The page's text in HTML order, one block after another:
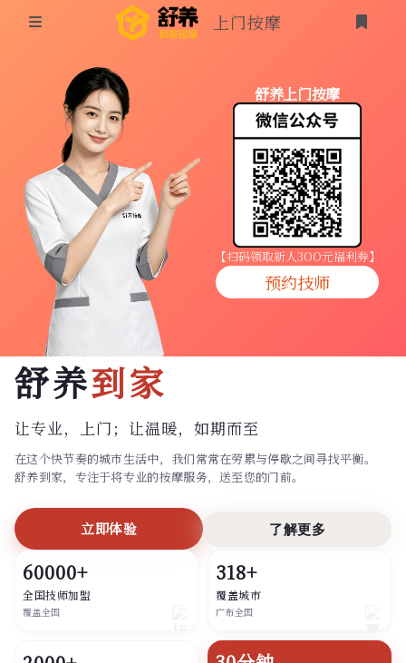
同城按摩
上门按摩
养生按摩
技师入驻
商家入驻
代理入驻
预约技师
上门按摩
登录
舒养上门按摩
【扫码领取新人3OO元福利券】
预约技师
舒养到家
让专业，上门； 让温暖，如期而至
在这个快节奏的城市生活中，我们常常在劳累与停歇之间寻找平衡。
舒养到家，专注于将专业的按摩服务，送至您的门前。
立即体验 了解更多
60000+
全国技师加盟
覆盖全国
318+
覆盖城市
广布全国